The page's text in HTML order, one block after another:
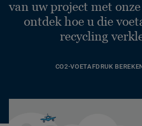
van uw project met
ontdek hoe u die
recycling
CO2-VOETAFDRUK